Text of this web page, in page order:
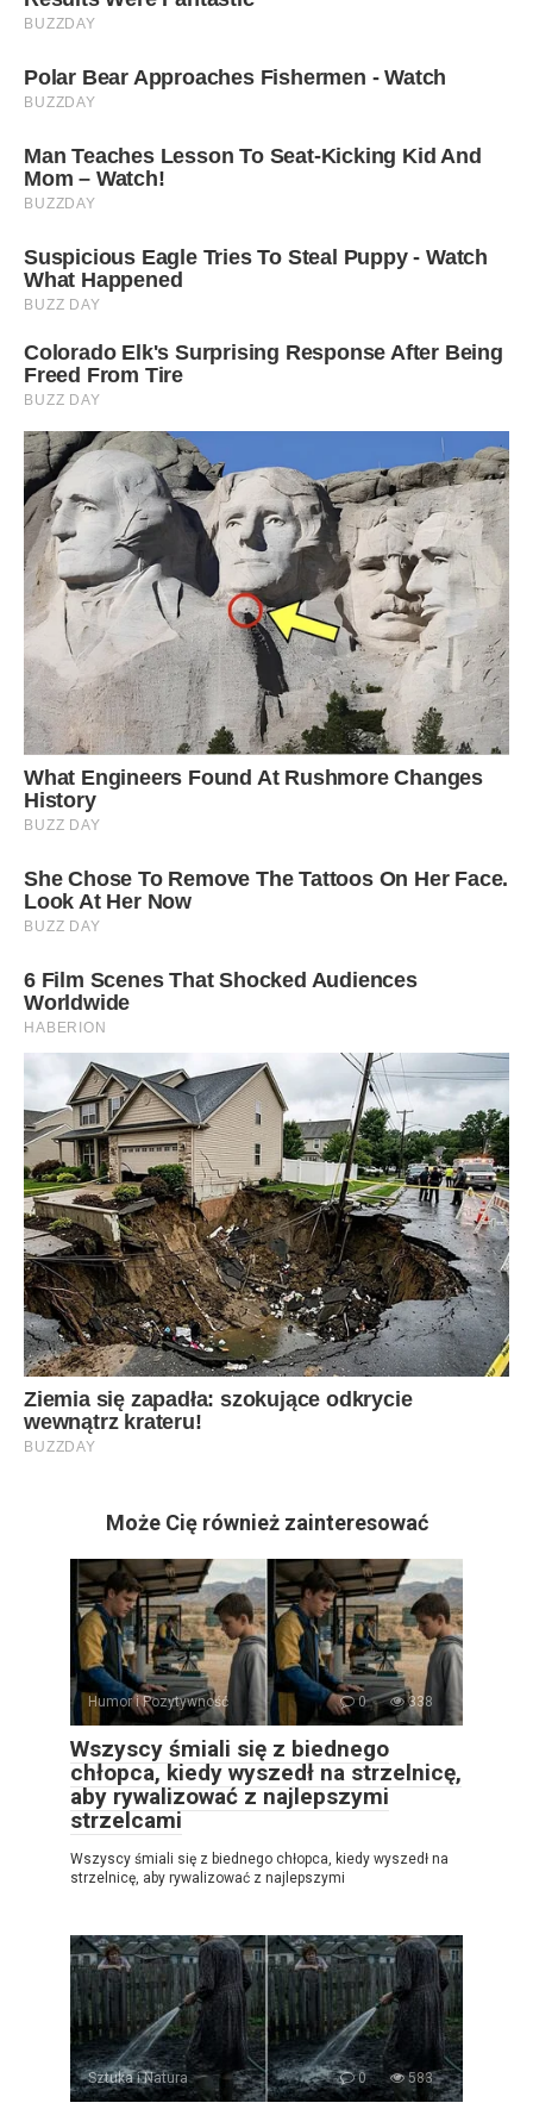
Może Cię również zainteresować
Humor i Pozytywność 0 338
Wszyscy śmiali się z biednego
chłopca, kiedy wyszedł na strzelnicę,
aby rywalizować z najlepszymi
strzelcami
Wszyscy śmiali się z biednego chłopca, kiedy wyszedł na
strzelnicę, aby rywalizować z najlepszymi
Sztuka i Natura 0 583